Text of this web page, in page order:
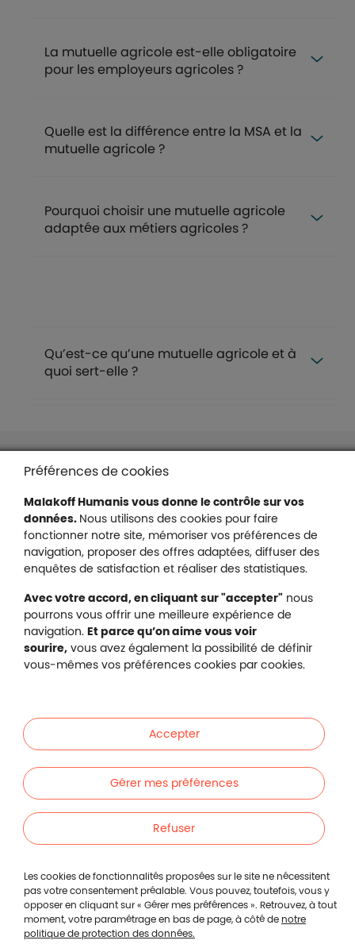
La mutuelle agricole est-elle obligatoire
pour les employeurs agricoles ?
Quelle est la différence entre la MSA et la
mutuelle agricole ?
Pourquoi choisir une mutuelle agricole
adaptée aux métiers agricoles ?
Qu’est-ce qu’une mutuelle agricole et à
quoi sert-elle ?
Liens en bas de page
Accessibilité : partiellement conforme
Protection des données
Nous contacter
Plan du site
Gestion des cookies
Malakoff Humanis sur Facebook
Malakoff Humanis sur YouTube
Malakoff Humanis sur X
Malakoff Humanis
Malakoff Humanis à vos côtés.
Particuliers
Entreprises
Footer autres liens
Autres
Préférences de cookies
Malakoff Humanis vous donne le contrôle sur vos
données. Nous utilisons des cookies pour faire
fonctionner notre site, mémoriser vos préférences de
navigation, proposer des offres adaptées, diffuser des
enquêtes de satisfaction et réaliser des statistiques.
Avec votre accord, en cliquant sur "accepter" nous
pourrons vous offrir une meilleure expérience de
navigation. Et parce qu’on aime vous voir
sourire, vous avez également la possibilité de définir
vous-mêmes vos préférences cookies par cookies.
Les cookies de fonctionnalités proposées sur le site ne nécessitent
pas votre consentement préalable. Vous pouvez, toutefois, vous y
opposer en cliquant sur « Gérer mes préférences ». Retrouvez, à tout
moment, votre paramétrage en bas de page, à côté de notre
politique de protection des données.
Refuser
Gérer mes préférences
Accepter